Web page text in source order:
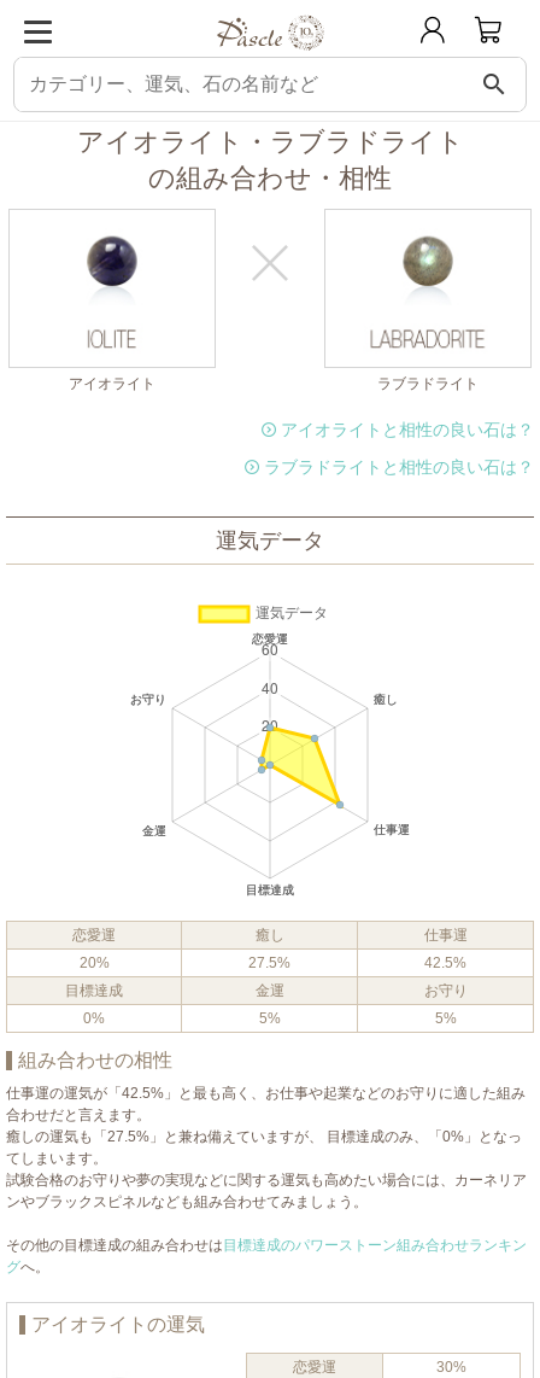
search
パスクル 組み合わせ・相性チェック アイオライトと相性の良い石 アイ
アイオライト・ラブラドライト
の組み合わせ・相性
アイオライト ラブラドライト
アイオライトと相性の良い石は？
ラブラドライトと相性の良い石は？
運気データ
恋愛運 癒し
仕事運
20%
27.5%
42.5%
目標達成
金運
お守り
0%
5% 5%
組み合わせの相性
仕事運の運気が「42.5%」と最も高く、お仕事や起業などのお守りに適した組み
合わせだと言えます。
癒しの運気も「27.5%」と兼ね備えていますが、 目標達成のみ、「0%」となっ
てしまいます。
試験合格のお守りや夢の実現などに関する運気も高めたい場合には、カーネリア
ンやブラックスピネルなども組み合わせてみましょう。
その他の目標達成の組み合わせは 目標達成のパワーストーン組み合わせランキン
グへ。
アイオライトの運気
恋愛運
30%